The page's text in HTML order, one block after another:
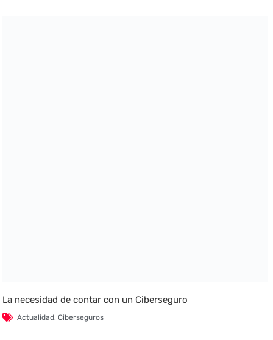
La necesidad de contar con un Ciberseguro
Actualidad,Ciberseguros